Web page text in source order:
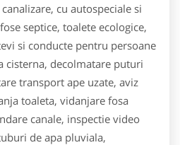
cu autospeciale si
septice, toalete ecologice,
si conducte pentru persoane
cisterna, decolmatare puturi
transport ape uzate, aviz
toaleta, vidanjare fosa
canale, inspectie video
de apa pluviala,